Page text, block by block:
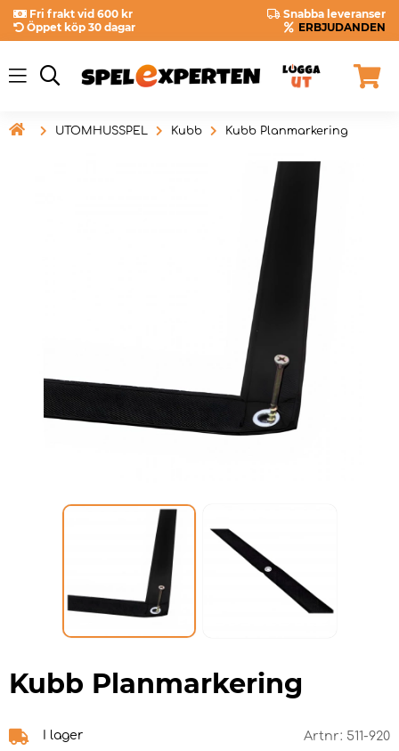
Fri frakt vid 600 kr
Snabba leveranser
Öppet köp 30 dagar
ERBJUDANDEN
 UTOMHUSSPEL Kubb Kubb Planmarkering
Kubb Planmarkering
I lager Artnr: 511-920